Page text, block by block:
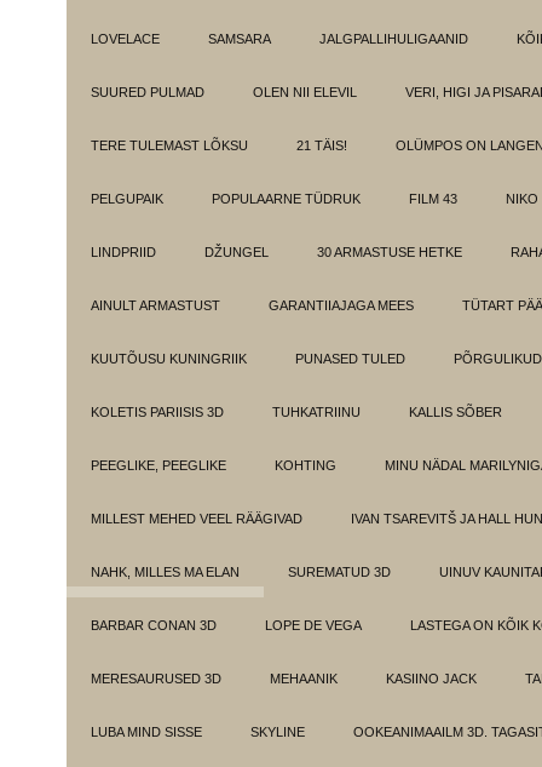
LOVELACE SAMSARA JALGPALLIHULIGAANID
SUURED PULMAD OLEN NII ELEVIL VERI, HIGI JA
TERE TULEMAST LÕKSU 21 TÄIS! OLÜMPOS ON
PELGUPAIK POPULAARNE TÜDRUK FILM 43 NIKO
LINDPRIID DŽUNGEL 30 ARMASTUSE HETKE
AINULT ARMASTUST GARANTIIAJAGA MEES TÜTART
KUUTÕUSU KUNINGRIIK PUNASED TULED
KOLETIS PARIISIS 3D TUHKATRIINU KALLIS SÕBER
PEEGLIKE, PEEGLIKE KOHTING MINU NÄDAL
MILLEST MEHED VEEL RÄÄGIVAD IVAN TSAREVITŠ JA HALL
NAHK, MILLES MA ELAN SUREMATUD 3D UINUV
BARBAR CONAN 3D LOPE DE VEGA LASTEGA ON KÕIK
MERESAURUSED 3D MEHAANIK KASIINO JACK
LUBA MIND SISSE SKYLINE OOKEANIMAAILM 3D.